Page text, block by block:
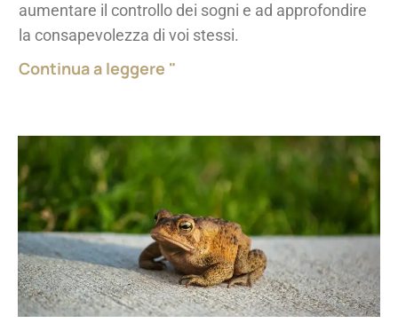
aumentare il controllo dei sogni e ad approfondire
la consapevolezza di voi stessi.
Continua a leggere "